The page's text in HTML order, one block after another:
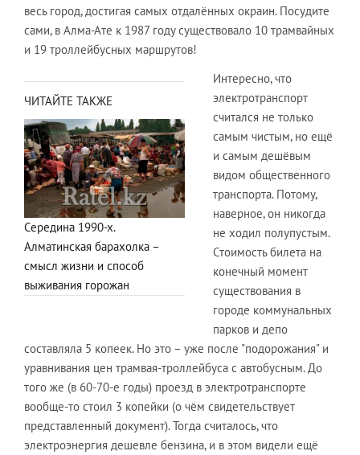
весь город, достигая самых отдалённых окраин. Посудите
сами, в Алма-Ате к 1987 году существовало 10 трамвайных
и 19 троллейбусных маршрутов!
ЧИТАЙТЕ ТАКЖЕ
Середина 1990-х.
Алматинская барахолка –
смысл жизни и способ
выживания горожан
Интересно, что
электротранспорт
считался не только
самым чистым, но ещё
и самым дешёвым
видом общественного
транспорта. Потому,
наверное, он никогда
не ходил полупустым.
Стоимость билета на
конечный момент
существования в
городе коммунальных
парков и депо
составляла 5 копеек. Но это – уже после "подорожания" и
уравнивания цен трамвая-троллейбуса с автобусным. До
того же (в 60-70-е годы) проезд в электротранспорте
вообще-то стоил 3 копейки (о чём свидетельствует
представленный документ). Тогда считалось, что
электроэнергия дешевле бензина, и в этом видели ещё